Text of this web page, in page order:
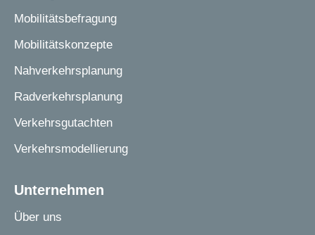
Mobilitätsbefragung
Mobilitätskonzepte
Nahverkehrsplanung
Radverkehrsplanung
Verkehrsgutachten
Verkehrsmodellierung
Unternehmen
Über uns